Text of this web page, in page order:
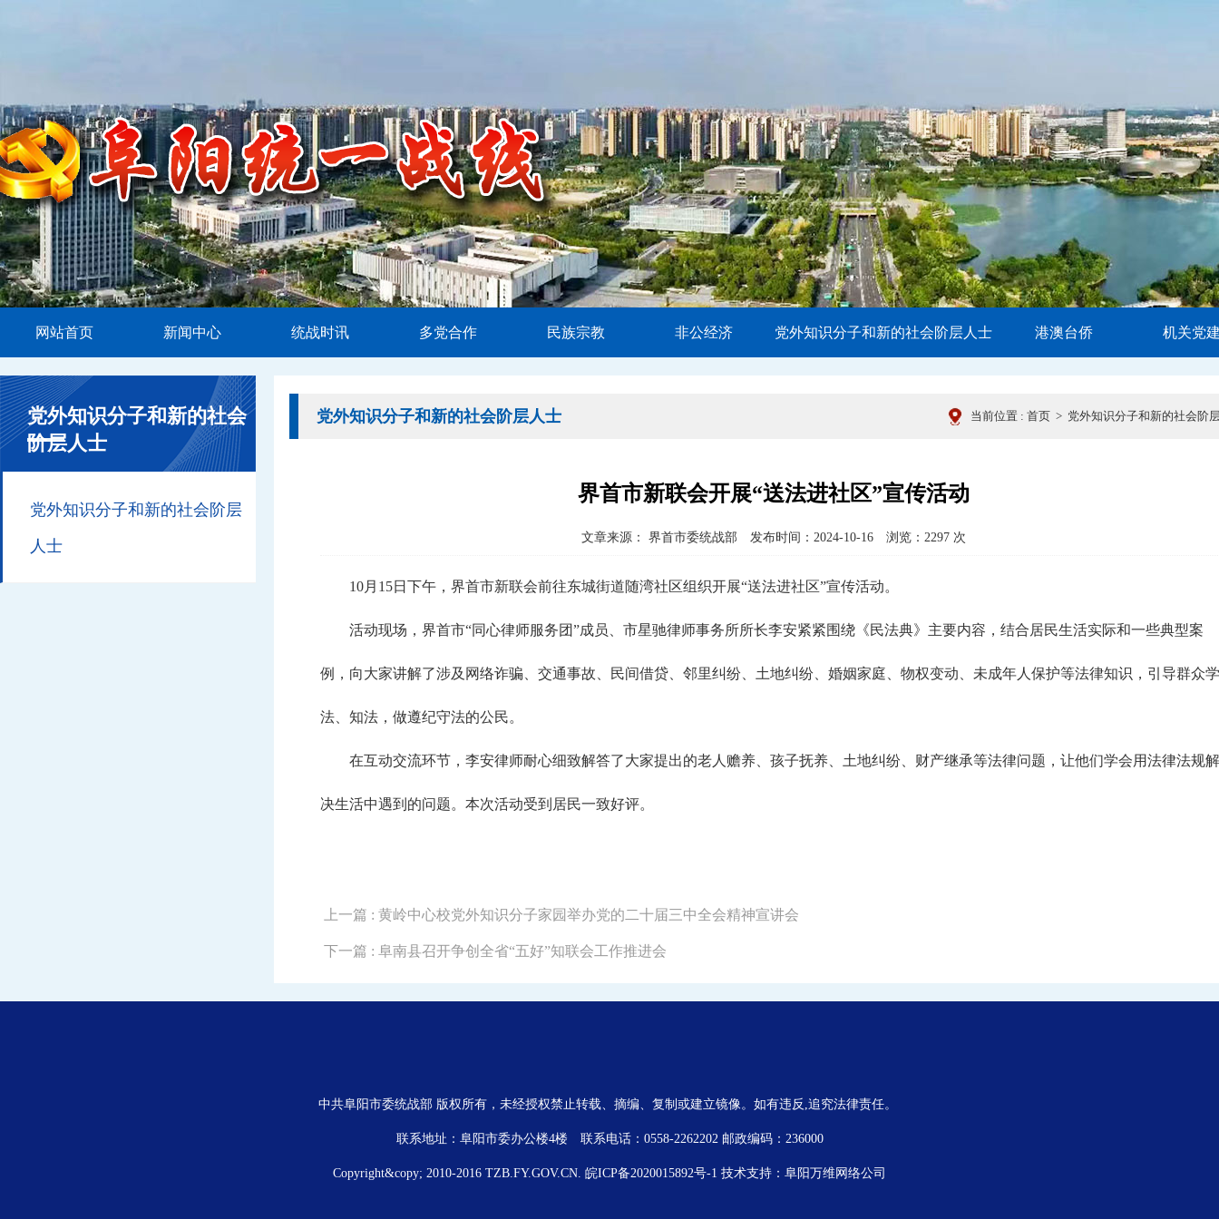
网站首页 新闻中心 统战时讯 多党合作 民族宗教 非公经济 党外知识分子和新的社会阶层人士 港澳台侨 机关党
党外知识分子和新的社会阶层人士 当前位置 : 首页 > 党外知识分子和新的社会阶
界首市新联会开展“送法进社区”宣传活动
文章来源： 界首市委统战部 发布时间：2024-10-16 浏览： 2297 次
10月15日下午，界首市新联会前往东城街道随湾社区组织开展“送法进社区”宣传活动。
活动现场，界首市“同心律师服务团”成员、市星驰律师事务所所长李安紧紧围绕《民法典》主要内容，结合居民生活实际和一些典型案
例，向大家讲解了涉及网络诈骗、交通事故、民间借贷、邻里纠纷、土地纠纷、婚姻家庭、物权变动、未成年人保护等法律知识，引导群众学
法、知法，做遵纪守法的公民。
在互动交流环节，李安律师耐心细致解答了大家提出的老人赡养、孩子抚养、土地纠纷、财产继承等法律问题，让他们学会用法律法规解
决生活中遇到的问题。本次活动受到居民一致好评。
上一篇 : 黄岭中心校党外知识分子家园举办党的二十届三中全会精神宣讲会
下一篇 : 阜南县召开争创全省“五好”知联会工作推进会
党外知识分子和新的社会
阶层人士
党外知识分子和新的社会阶层
人士
中共阜阳市委统战部 版权所有，未经授权禁止转载、摘编、复制或建立镜像。如有违反,追究法律责任。
联系地址：阜阳市委办公楼4楼 联系电话：0558-2262202 邮政编码：236000
Copyright&copy; 2010-2016 TZB.FY.GOV.CN. 皖ICP备2020015892号-1 技术支持： 阜阳万维网络公司